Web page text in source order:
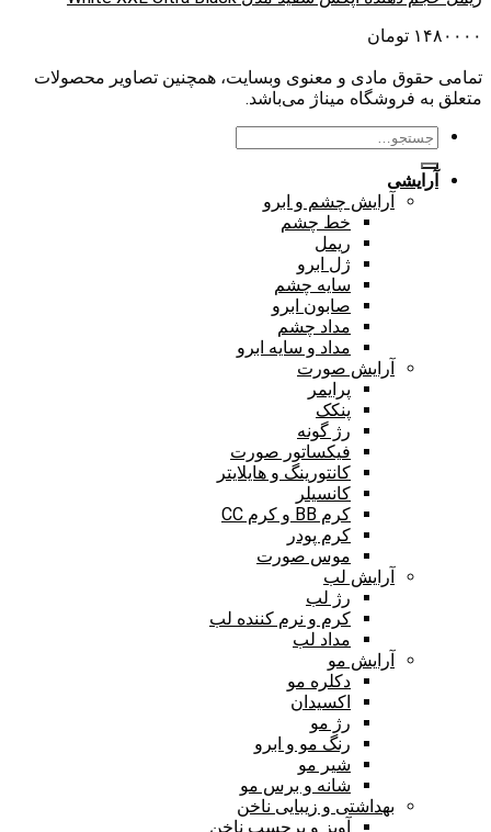
۱۴۸۰۰۰۰ تومان
تمامی حقوق مادی و معنوی وبسایت، همچنین تصاویر محصولات
متعلق به فروشگاه میناژ می‌باشد.
جستجو
برای:
آرایشی
آرایش چشم و ابرو
خط چشم
ریمل
ژل ابرو
سایه چشم
صابون ابرو
مداد چشم
مداد و سایه ابرو
آرایش صورت
پرایمر
پنکک
رژ گونه
فیکساتور صورت
کانتورینگ و هایلایتر
کانسیلر
کرم BB و کرم CC
کرم پودر
موس صورت
آرایش لب
رژ لب
کرم و نرم کننده لب
مداد لب
آرایش مو
دکلره مو
اکسیدان
رژ مو
رنگ مو و ابرو
شیر مو
شانه و برس مو
بهداشتی و زیبایی ناخن
آویز و برچسب ناخن